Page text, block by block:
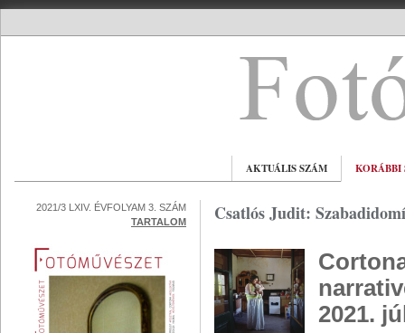
AKTUÁLIS SZÁM KORÁBBI
2021/3 LXIV. ÉVFOLYAM 3. SZÁM
TARTALOM
Csatlós Judit:
2021.